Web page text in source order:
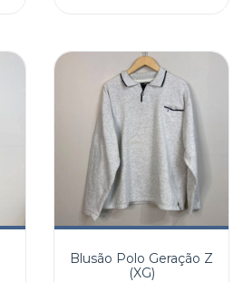
Blusão Polo Geração Z
(XG)